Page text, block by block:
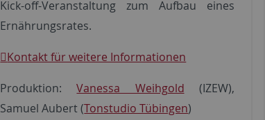
Kick-off-Veranstaltung zum Aufbau eines
Ernährungsrates.
Kontakt für weitere Informationen
Produktion:Vanessa Weihgold (IZEW),
Samuel Aubert (Tonstudio Tübingen)